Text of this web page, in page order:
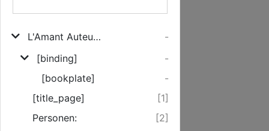
L'Amant Auteur Et Valet
-
[binding]
-
[bookplate]
-
[title_page]
[1]
Personen:
[2]